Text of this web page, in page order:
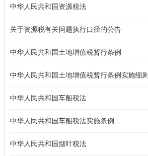
中华人民共和国资源税法
关于资源税有关问题执行口径的公告
中华人民共和国土地增值税暂行条例
中华人民共和国土地增值税暂行条例实施细则
中华人民共和国车船税法
中华人民共和国车船税法实施条例
中华人民共和国烟叶税法